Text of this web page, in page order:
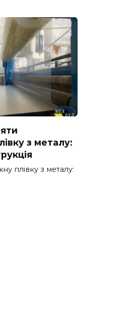
з металу:
плівку з металу: